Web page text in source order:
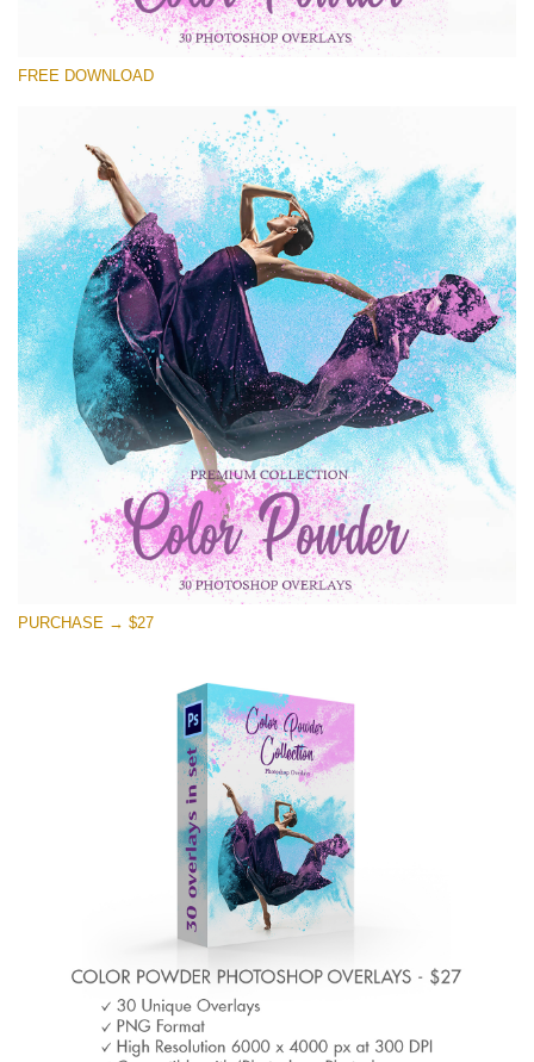
Color Powder
Bokeh Collection (650 Overlays)
Large 6000*4000px
Entire Collection
(1783 Overlays)
Large 6000*4000px
मुफ्त डाउनलोड
FREE DOWNLOAD
PURCHASE → $27